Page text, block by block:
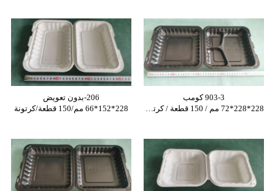
206-بدون تعويض
228*152*66 مم/150 قطعة/كرتونة
903-3 كومب
228*228*72 مم / 150 قطعة / كرتون